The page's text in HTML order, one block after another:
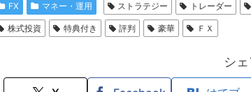
FX マネー・運用 ストラテジー トレーダー
株式投資 特典付き 評判 豪華 ＦＸ
シ